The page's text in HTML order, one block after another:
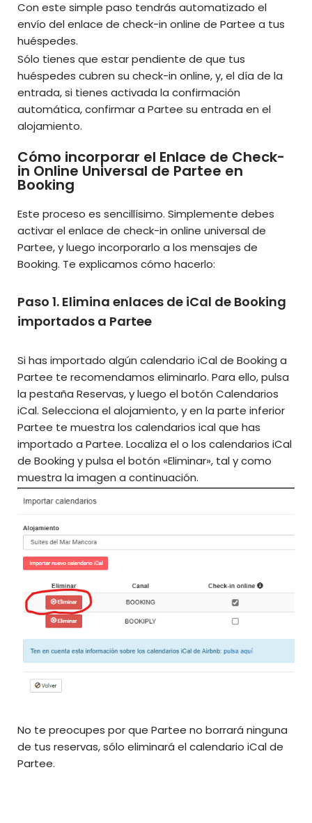
Con este simple paso tendrás automatizado el
envío del enlace de check-in online de Partee a tus
huéspedes.
Sólo tienes que estar pendiente de que tus
huéspedes cubren su check-in online, y, el día de la
entrada, si tienes activada la confirmación
automática, confirmar a Partee su entrada en el
alojamiento.
Cómo incorporar el Enlace de Check-
in Online Universal de Partee en
Booking
Este proceso es sencillísimo. Simplemente debes
activar el enlace de check-in online universal de
Partee, y luego incorporarlo a los mensajes de
Booking. Te explicamos cómo hacerlo:
Paso 1. Elimina enlaces de iCal de Booking
importados a Partee
Si has importado algún calendario iCal de Booking a
Partee te recomendamos eliminarlo. Para ello, pulsa
la pestaña Reservas, y luego el botón Calendarios
iCal. Selecciona el alojamiento, y en la parte inferior
Partee te muestra los calendarios ical que has
importado a Partee. Localiza el o los calendarios iCal
de Booking y pulsa el botón «Eliminar», tal y como
muestra la imagen a continuación.
No te preocupes por que Partee no borrará ninguna
de tus reservas, sólo eliminará el calendario iCal de
Partee.